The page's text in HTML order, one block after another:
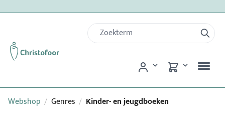
Webshop / Genres / Kinder- en jeugdboeken